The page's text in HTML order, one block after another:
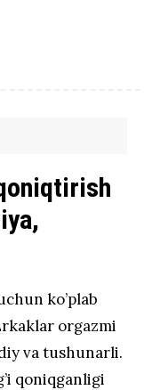
ko’plab
orgazmi
va tushunarli.
qoniqganligi